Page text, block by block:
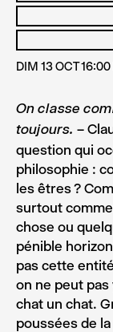
On classe
toujours. –
question qui
philosophie :
les êtres ?
surtout
chose ou
pénible
pas cette
on ne peut
chat un chat.
poussées de
DIM 13 OCT 16:00